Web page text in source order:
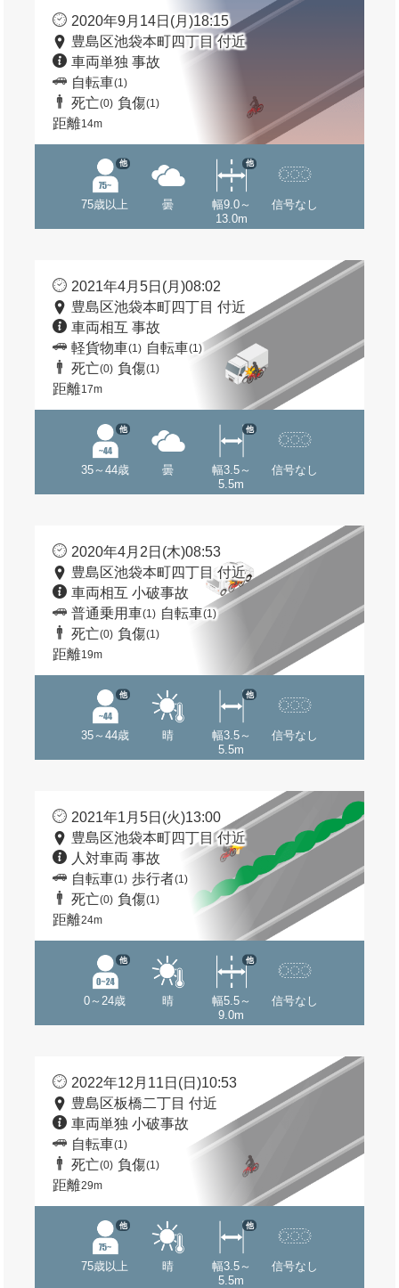
2020年9月14日(月)18:15
豊島区池袋本町四丁目 付近
車両単独 事故
自転車(1)
死亡(0) 負傷(1)
距離14m
75歳以上
他
曇
幅9.0～
13.0m
他
信号なし
2021年4月5日(月)08:02
豊島区池袋本町四丁目 付近
車両相互 事故
軽貨物車(1) 自転車(1)
死亡(0) 負傷(1)
距離17m
35～44歳
他
曇
幅3.5～
5.5m
他
信号なし
2020年4月2日(木)08:53
豊島区池袋本町四丁目 付近
車両相互 小破事故
普通乗用車(1) 自転車(1)
死亡(0) 負傷(1)
距離19m
35～44歳
他
晴
幅3.5～
5.5m
他
信号なし
2021年1月5日(火)13:00
豊島区池袋本町四丁目 付近
人対車両 事故
自転車(1) 歩行者(1)
死亡(0) 負傷(1)
距離24m
0～24歳
他
晴
幅5.5～
9.0m
他
信号なし
2022年12月11日(日)10:53
豊島区板橋二丁目 付近
車両単独 小破事故
自転車(1)
死亡(0) 負傷(1)
距離29m
75歳以上
他
晴
幅3.5～
5.5m
他
信号なし